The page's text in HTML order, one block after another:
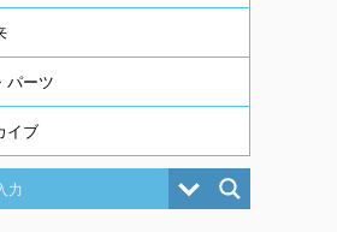
パーツ
イブ